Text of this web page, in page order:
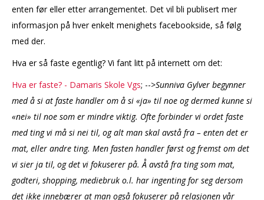
enten før eller etter arrangementet. Det vil bli publisert mer
informasjon på hver enkelt menighets facebookside, så følg
med der.
Hva er så faste egentlig? Vi fant litt på internett om det:
Hva er faste? - Damaris Skole Vgs; -->Sunniva Gylver begynner
med å si at faste handler om å si «ja» til noe og dermed kunne si
«nei» til noe som er mindre viktig. Ofte forbinder vi ordet faste
med ting vi må si nei til, og alt man skal avstå fra – enten det er
mat, eller andre ting. Men fasten handler først og fremst om det
vi sier ja til, og det vi fokuserer på. Å avstå fra ting som mat,
godteri, shopping, mediebruk o.l. har ingenting for seg dersom
det ikke innebærer at man også fokuserer på relasjonen vår